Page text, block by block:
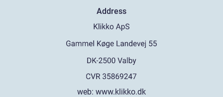
Address
web: www.klikko.dk